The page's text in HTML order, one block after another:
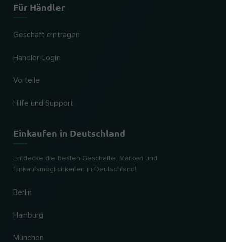
Für Händler
Geschäft eintragen
Händler-Login
Vorteile
Hilfe und Support
Einkaufen in Deutschland
Entdecke die besten Geschäfte, Marken und
Einkaufsmöglichkeiten in Deutschland!
Berlin
Hamburg
München